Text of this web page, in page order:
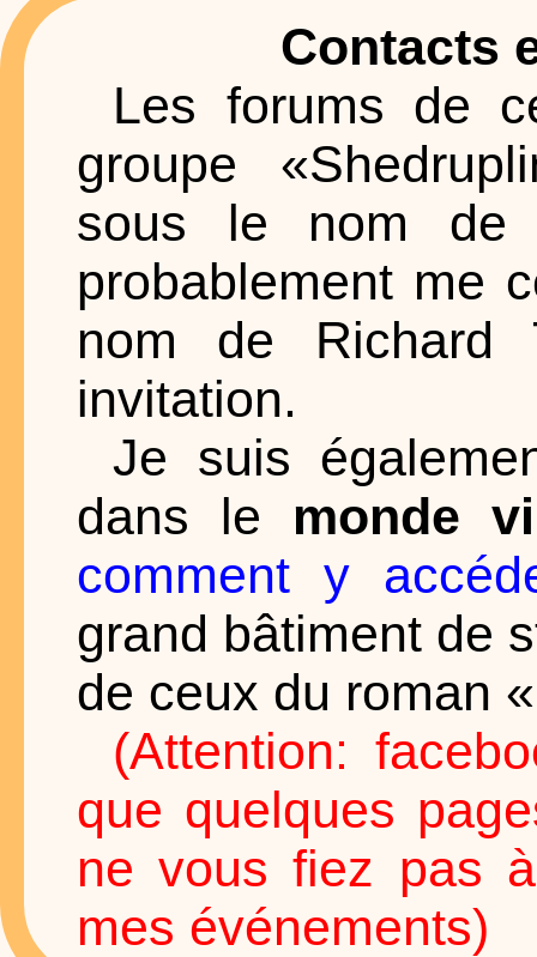
Contacts
Les forums de
groupe
sous le nom de
probablement me
nom de Richard
invitation.
Je suis
dans le monde
comment y
grand bâtiment de
de ceux du roman «
(Attention:
que quelques
ne vous fiez pas
mes événements)